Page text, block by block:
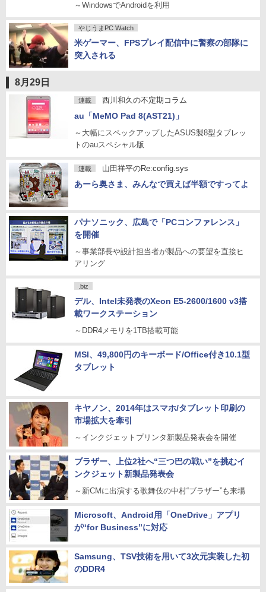
～WindowsでAndroidを利用
やじうまPC Watch
米ゲーマー、FPSプレイ配信中に警察の部隊に
突入される
8月29日
連載 西川和久の不定期コラム
au「MeMO Pad 8(AST21)」
～大幅にスペックアップしたASUS製8型タブレッ
トのauスペシャル版
連載 山田祥平のRe:config.sys
あーら奥さま、みんなで買えば半額ですってよ
パナソニック、広島で「PCコンファレンス」
を開催
～事業部長や設計担当者が製品への要望を直接ヒ
アリング
.biz
デル、Intel未発表のXeon E5-2600/1600 v3搭
載ワークステーション
～DDR4メモリを1TB搭載可能
MSI、49,800円のキーボード/Office付き10.1型
タブレット
キヤノン、2014年はスマホ/タブレット印刷の
市場拡大を牽引
～インクジェットプリンタ新製品発表会を開催
ブラザー、上位2社へ“三つ巴の戦い”を挑むイ
ンクジェット新製品発表会
～新CMに出演する歌舞伎の中村“ブラザー”も来場
Microsoft、Android用「OneDrive」アプリ
が“for Business”に対応
Samsung、TSV技術を用いて3次元実装した初
のDDR4